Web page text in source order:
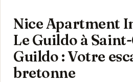
Nice Apartment
Le Guildo à
Guildo : Votre
bretonne